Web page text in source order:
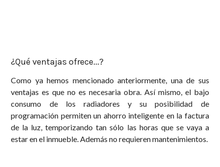
¿Qué ventajas ofrece...?
Como ya hemos mencionado anteriormente, una de sus
ventajas es que no es necesaria obra. Así mismo, el bajo
consumo de los radiadores y su posibilidad de
programación permiten un ahorro inteligente en la factura
de la luz, temporizando tan sólo las horas que se vaya a
estar en el inmueble. Además no requieren mantenimientos.